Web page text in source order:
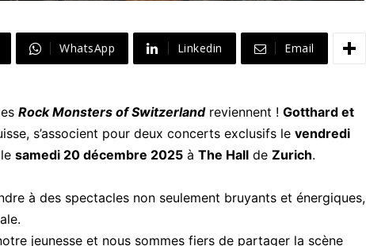
WhatsApp Linkedin Email
Rock Monsters of Switzerlandreviennent ! Gotthard et
s’associent pour deux concerts exclusifs le vendredi
samedi 20 décembre 2025 à The Hall de Zurich.
à des spectacles non seulement bruyants et énergiques,
jeunesse et nous sommes fiers de partager la scène